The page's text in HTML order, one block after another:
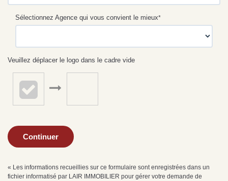
Sélectionnez Agence qui vous convient le mieux*
Veuillez déplacer le logo dans le cadre vide
Continuer
« Les informations recueillies sur ce formulaire sont enregistrées dans un
fichier informatisé par LAIR IMMOBILIER pour gérer votre demande de